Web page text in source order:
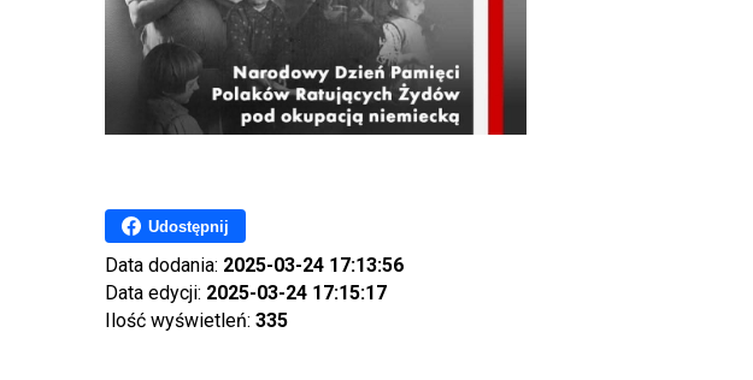
Udostępnij
Data dodania: 2025-03-24 17:13:56
Data edycji: 2025-03-24 17:15:17
Ilość wyświetleń: 335